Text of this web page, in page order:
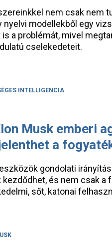
nem csak nem
nyelvi modellekből egy
a problémát, mivel
cselekedeteit.
INTELLIGENCIA
Musk emberi
a
gondolati
kezdődhet, és nem csak a
sőt, katonai